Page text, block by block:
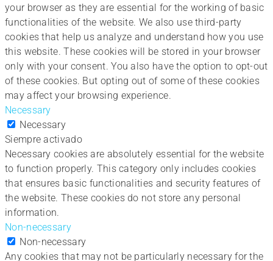
your browser as they are essential for the working of basic
functionalities of the website. We also use third-party
cookies that help us analyze and understand how you use
this website. These cookies will be stored in your browser
only with your consent. You also have the option to opt-out
of these cookies. But opting out of some of these cookies
may affect your browsing experience.
Necessary
Necessary
Siempre activado
Necessary cookies are absolutely essential for the website
to function properly. This category only includes cookies
that ensures basic functionalities and security features of
the website. These cookies do not store any personal
information.
Non-necessary
Non-necessary
Any cookies that may not be particularly necessary for the